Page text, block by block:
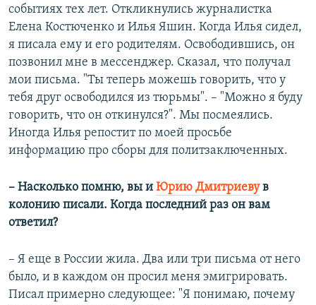
событиях тех лет. Откликнулись журналистка
Елена Костюченко и Илья Яшин. Когда Илья сидел,
я писала ему и его родителям. Освободившись, он
позвонил мне в мессенджер. Сказал, что получал
мои письма. "Ты теперь можешь говорить, что у
тебя друг освободился из тюрьмы". – "Можно я буду
говорить, что он откинулся?". Мы посмеялись.
Иногда Илья репостит по моей просьбе
информацию про сборы для политзаключенных.
– Насколько помню, вы и Юрию Дмитриевув
колонию писали. Когда последний раз он вам
ответил?
– Я еще в России жила. Два или три письма от него
было, и в каждом он просил меня эмигрировать.
Писал примерно следующее: "Я понимаю, почему